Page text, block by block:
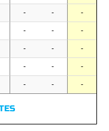
- - -
- - -
- - -
- - -
- - -